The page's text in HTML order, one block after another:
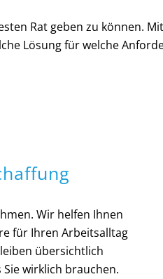
Rat geben zu können.
Lösung für welche
Wir helfen Ihnen
für Ihren Arbeitsalltag
übersichtlich
wirklich brauchen.